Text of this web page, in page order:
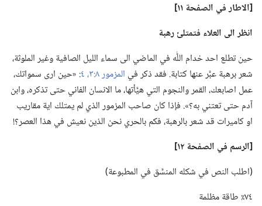
‏[الاطارفي الصفحة ١١]‏
انظر الى العلاء فتمتلئ رهبة
حين تطلع احد خدام اللّٰه في الماضي الى سماء الليل الصافية وغير الملوثة،‏
شعر برهبة عبَّر عنها كتابة.‏ فقد ذكر في المزمور ٨:‏٣،‏ ٤
‏:‏ «حين ارى سمواتك،‏
عمل اصابعك،‏ القمر والنجوم التي هيَّأتها،‏ ما الانسان الفاني حتى تذكره،‏ وابن
آدم حتى تعتني به؟‏».‏ فإذا كان صاحب المزمور الذي لم يمتلك اية مقاريب
او كاميرات قد شعر بالرهبة،‏ فكم بالحري نحن الذين نعيش في هذا العصر؟‏!‏
‏[الرسم في الصفحة ١٢]‏
‏(‏اطلب النص في شكله المنسَّق في المطبوعة)‏
٧٤٪ طاقة مظلمة